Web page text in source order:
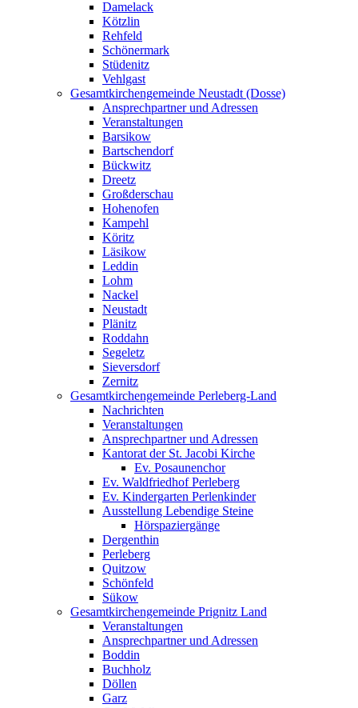
Damelack
Kötzlin
Rehfeld
Schönermark
Stüdenitz
Vehlgast
Gesamtkirchengemeinde Neustadt (Dosse)
Ansprechpartner und Adressen
Veranstaltungen
Barsikow
Bartschendorf
Bückwitz
Dreetz
Großderschau
Hohenofen
Kampehl
Köritz
Läsikow
Leddin
Lohm
Nackel
Neustadt
Plänitz
Roddahn
Segeletz
Sieversdorf
Zernitz
Gesamtkirchengemeinde Perleberg-Land
Nachrichten
Veranstaltungen
Ansprechpartner und Adressen
Kantorat der St. Jacobi Kirche
Ev. Posaunenchor
Ev. Waldfriedhof Perleberg
Ev. Kindergarten Perlenkinder
Ausstellung Lebendige Steine
Hörspaziergänge
Dergenthin
Perleberg
Quitzow
Schönfeld
Sükow
Gesamtkirchengemeinde Prignitz Land
Veranstaltungen
Ansprechpartner und Adressen
Boddin
Buchholz
Döllen
Garz